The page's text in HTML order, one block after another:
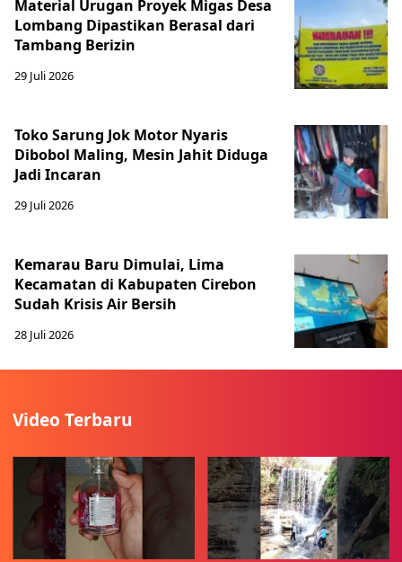
Material Urugan Proyek Migas Desa
Lombang Dipastikan Berasal dari
Tambang Berizin
29 Juli 2026
Toko Sarung Jok Motor Nyaris
Dibobol Maling, Mesin Jahit Diduga
Jadi Incaran
29 Juli 2026
Kemarau Baru Dimulai, Lima
Kecamatan di Kabupaten Cirebon
Sudah Krisis Air Bersih
28 Juli 2026
Video Terbaru